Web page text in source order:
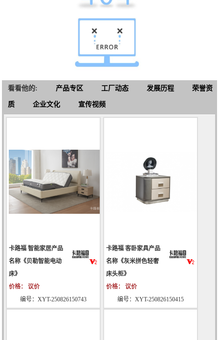
看看他的: 产品专区 工厂动态 发展历程 荣誉资
质 企业文化 宣传视频
卡路福 智能家居产品
名称《贝勒智能电动
床》
价格： 议价
编号：XYT-250826150743
卡路福 客卧家具产品
名称《灰米拼色轻奢
床头柜》
价格： 议价
编号：XYT-250826150415